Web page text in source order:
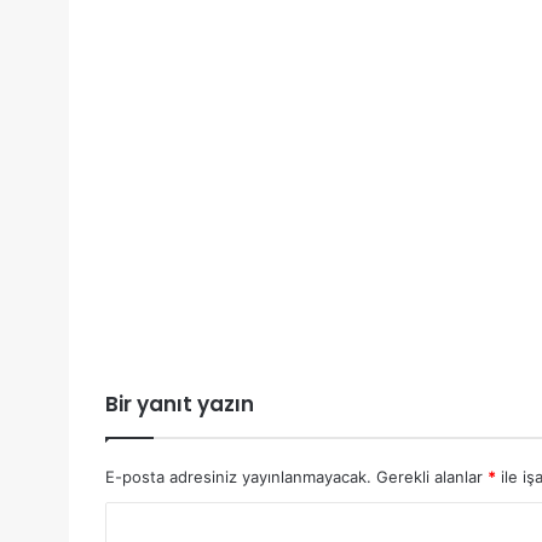
Bir yanıt yazın
E-posta adresiniz yayınlanmayacak. Gerekli alanlar * ile